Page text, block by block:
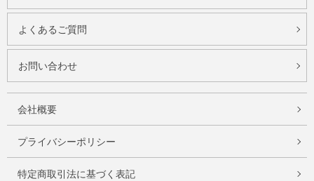
よくあるご質問
お問い合わせ
会社概要
プライバシーポリシー
特定商取引法に基づく表記